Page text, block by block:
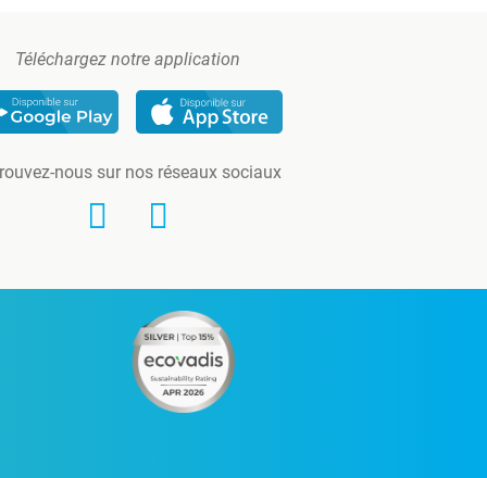
Téléchargez notre application
nous sur nos réseaux sociaux